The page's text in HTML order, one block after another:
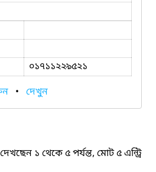
০১৭১১২২৯৫২১
• দেখুন
দেখছেন ১ থেকে ৫ পর্যন্ত, মোট ৫ এন্ট্রি